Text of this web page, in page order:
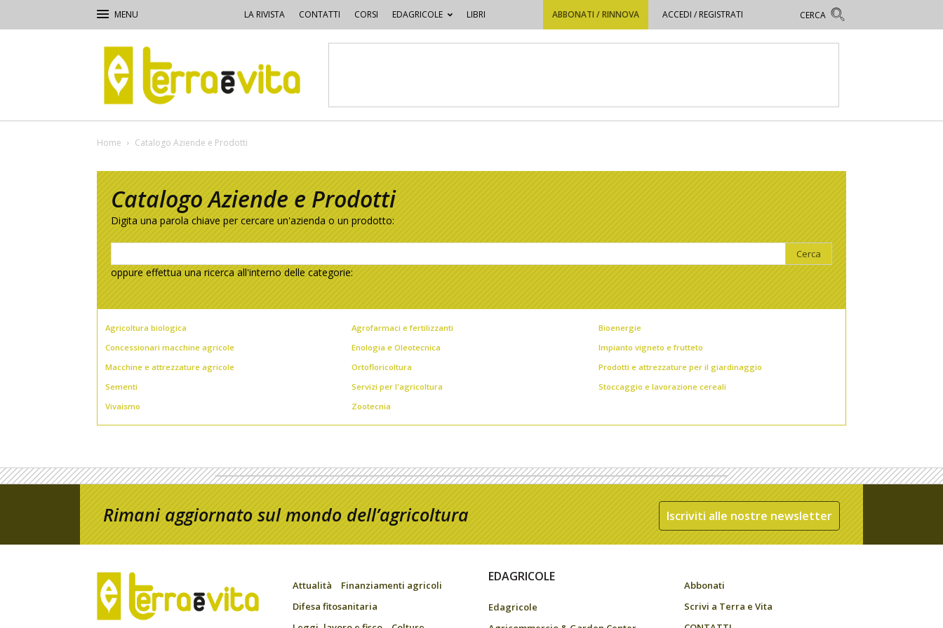
LA RIVISTA CONTATTI CORSI EDAGRICOLE LIBRI ABBONATI / RINNOVA ACCEDI / REGISTRATI
e
Vita
Home Catalogo Aziende e Prodotti
Catalogo Aziende e Prodotti
Digita una parola chiave per cercare un'azienda o un prodotto:
oppure effettua una ricerca all'interno delle categorie:
Agricoltura biologica Agrofarmaci e fertilizzanti
Bioenergie
Concessionari macchine agricole
Enologia e Oleotecnica
Impianto vigneto e frutteto
Macchine e attrezzature agricole
Ortofloricoltura
Prodotti e attrezzature per il giardinaggio
Sementi
Servizi per l'agricoltura
Stoccaggio e lavorazione cereali
Vivaismo
Zootecnia
Rimani aggiornato sul mondo dell’agricoltura Iscriviti alle nostre newsletter
Attualità
Finanziamenti agricoli
Difesa fitosanitaria
EDAGRICOLE
Edagricole
Abbonati
Scrivi a Terra e Vita